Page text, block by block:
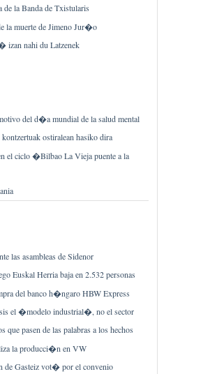
la Banda de Txistularis
la muerte de Jimeno Jur�o
izan nahi du Latzenek
del d�a mundial de la salud mental
ostiralean hasiko dira
el ciclo �Bilbao La Vieja puente a la
las asambleas de Sidenor
Euskal Herria baja en 2.532 personas
del banco h�ngaro HBW Express
el �modelo industrial�, no el sector
pasen de las palabras a los hechos
la producci�n en VW
de Gasteiz vot� por el convenio